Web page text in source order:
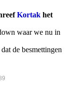
Kortak het
waar we nu in
de besmettingen